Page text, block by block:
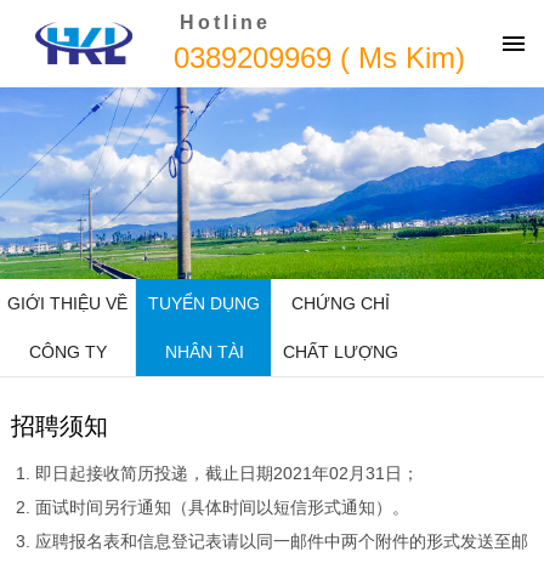
Hotline
0389209969 ( Ms Kim)
GIỚI THIỆU VỀ
CÔNG TY
TUYỂN DỤNG
NHÂN TÀI
CHỨNG CHỈ
CHẤT LƯỢNG
招聘须知
即日起接收简历投递，截止日期2021年02月31日；
面试时间另行通知（具体时间以短信形式通知）。
应聘报名表和信息登记表请以同一邮件中两个附件的形式发送至邮